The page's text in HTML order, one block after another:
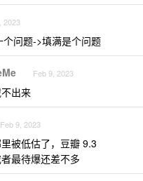
2023
个问题->填满是个问题
Feb 9, 2023
出来
Feb 9, 2023
被低估了，豆瓣 9.3
最待爆还差不多